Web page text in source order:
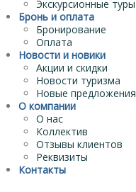
Экскурсионные туры
Бронь и оплата
Бронирование
Оплата
Новости и новики
Акции и скидки
Новости туризма
Новые предложения
О компании
О нас
Коллектив
Отзывы клиентов
Реквизиты
Контакты